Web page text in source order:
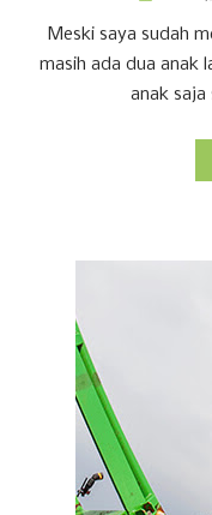
Meski saya sudah
masih ada dua anak
anak saja